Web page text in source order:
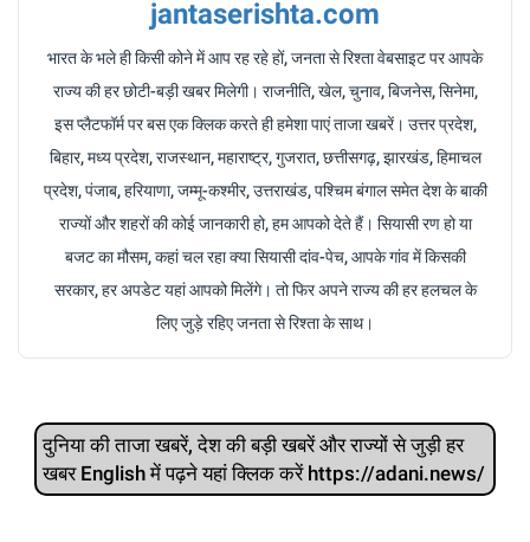
jantaserishta.com
भारत के भले ही किसी कोने में आप रह रहे हों, जनता से रिश्ता वेबसाइट पर आपके
राज्य की हर छोटी-बड़ी खबर मिलेगी। राजनीति, खेल, चुनाव, बिजनेस, सिनेमा,
इस प्लैटफॉर्म पर बस एक क्लिक करते ही हमेशा पाएं ताजा खबरें। उत्तर प्रदेश,
बिहार, मध्य प्रदेश, राजस्थान, महाराष्ट्र, गुजरात, छत्तीसगढ़, झारखंड, हिमाचल
प्रदेश, पंजाब, हरियाणा, जम्मू-कश्मीर, उत्तराखंड, पश्चिम बंगाल समेत देश के बाकी
राज्यों और शहरों की कोई जानकारी हो, हम आपको देते हैं। सियासी रण हो या
बजट का मौसम, कहां चल रहा क्या सियासी दांव-पेच, आपके गांव में किसकी
सरकार, हर अपडेट यहां आपको मिलेंगे। तो फिर अपने राज्य की हर हलचल के
लिए जुड़े रहिए जनता से रिश्ता के साथ।
दुनिया की ताजा खबरें, देश की बड़ी खबरें और राज्‍यों से जुड़ी हर
खबर English में पढ़ने यहां क्लिक करें https://adani.news/